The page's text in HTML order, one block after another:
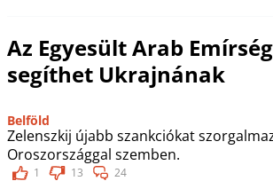
Az Egyesült Arab
segíthet Ukrajnának
Belföld
Zelenszkij újabb szankciókat
Oroszországgal szemben.
1 13 24